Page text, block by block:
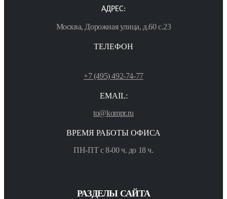
АДРЕС:
Москва, Дорожная улица, д.60 с.23
ТЕЛЕФОН
+7 (495) 492-74-77
EMAIL:
to@kompr.ru
ВРЕМЯ РАБОТЫ ОФИСА
ПН-ПТ с 8-00 ч. до 18 ч.
РАЗДЕЛЫ САЙТА